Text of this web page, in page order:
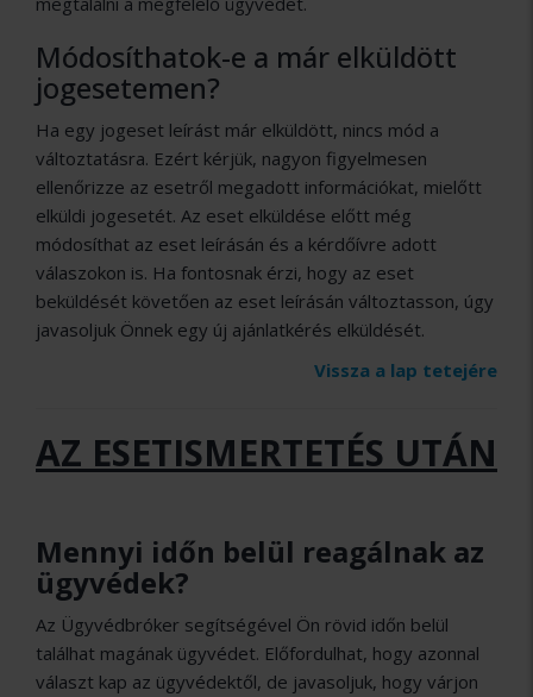
Módosíthatok-e a már elküldött
jogesetemen?
Ha egy jogeset leírást már elküldött, nincs mód a
változtatásra. Ezért kérjük, nagyon figyelmesen
ellenőrizze az esetről megadott információkat, mielőtt
elküldi jogesetét. Az eset elküldése előtt még
módosíthat az eset leírásán és a kérdőívre adott
válaszokon is. Ha fontosnak érzi, hogy az eset
beküldését követően az eset leírásán változtasson, úgy
javasoljuk Önnek egy új ajánlatkérés elküldését.
Vissza a lap tetejére
AZ ESETISMERTETÉS UTÁN
Mennyi időn belül reagálnak az
ügyvédek?
Az Ügyvédbróker segítségével Ön rövid időn belül
találhat magának ügyvédet. Előfordulhat, hogy azonnal
választ kap az ügyvédektől, de javasoljuk, hogy várjon